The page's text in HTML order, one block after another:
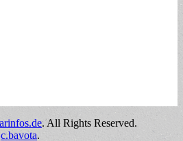
. All Rights Reserved.
c.bavota.